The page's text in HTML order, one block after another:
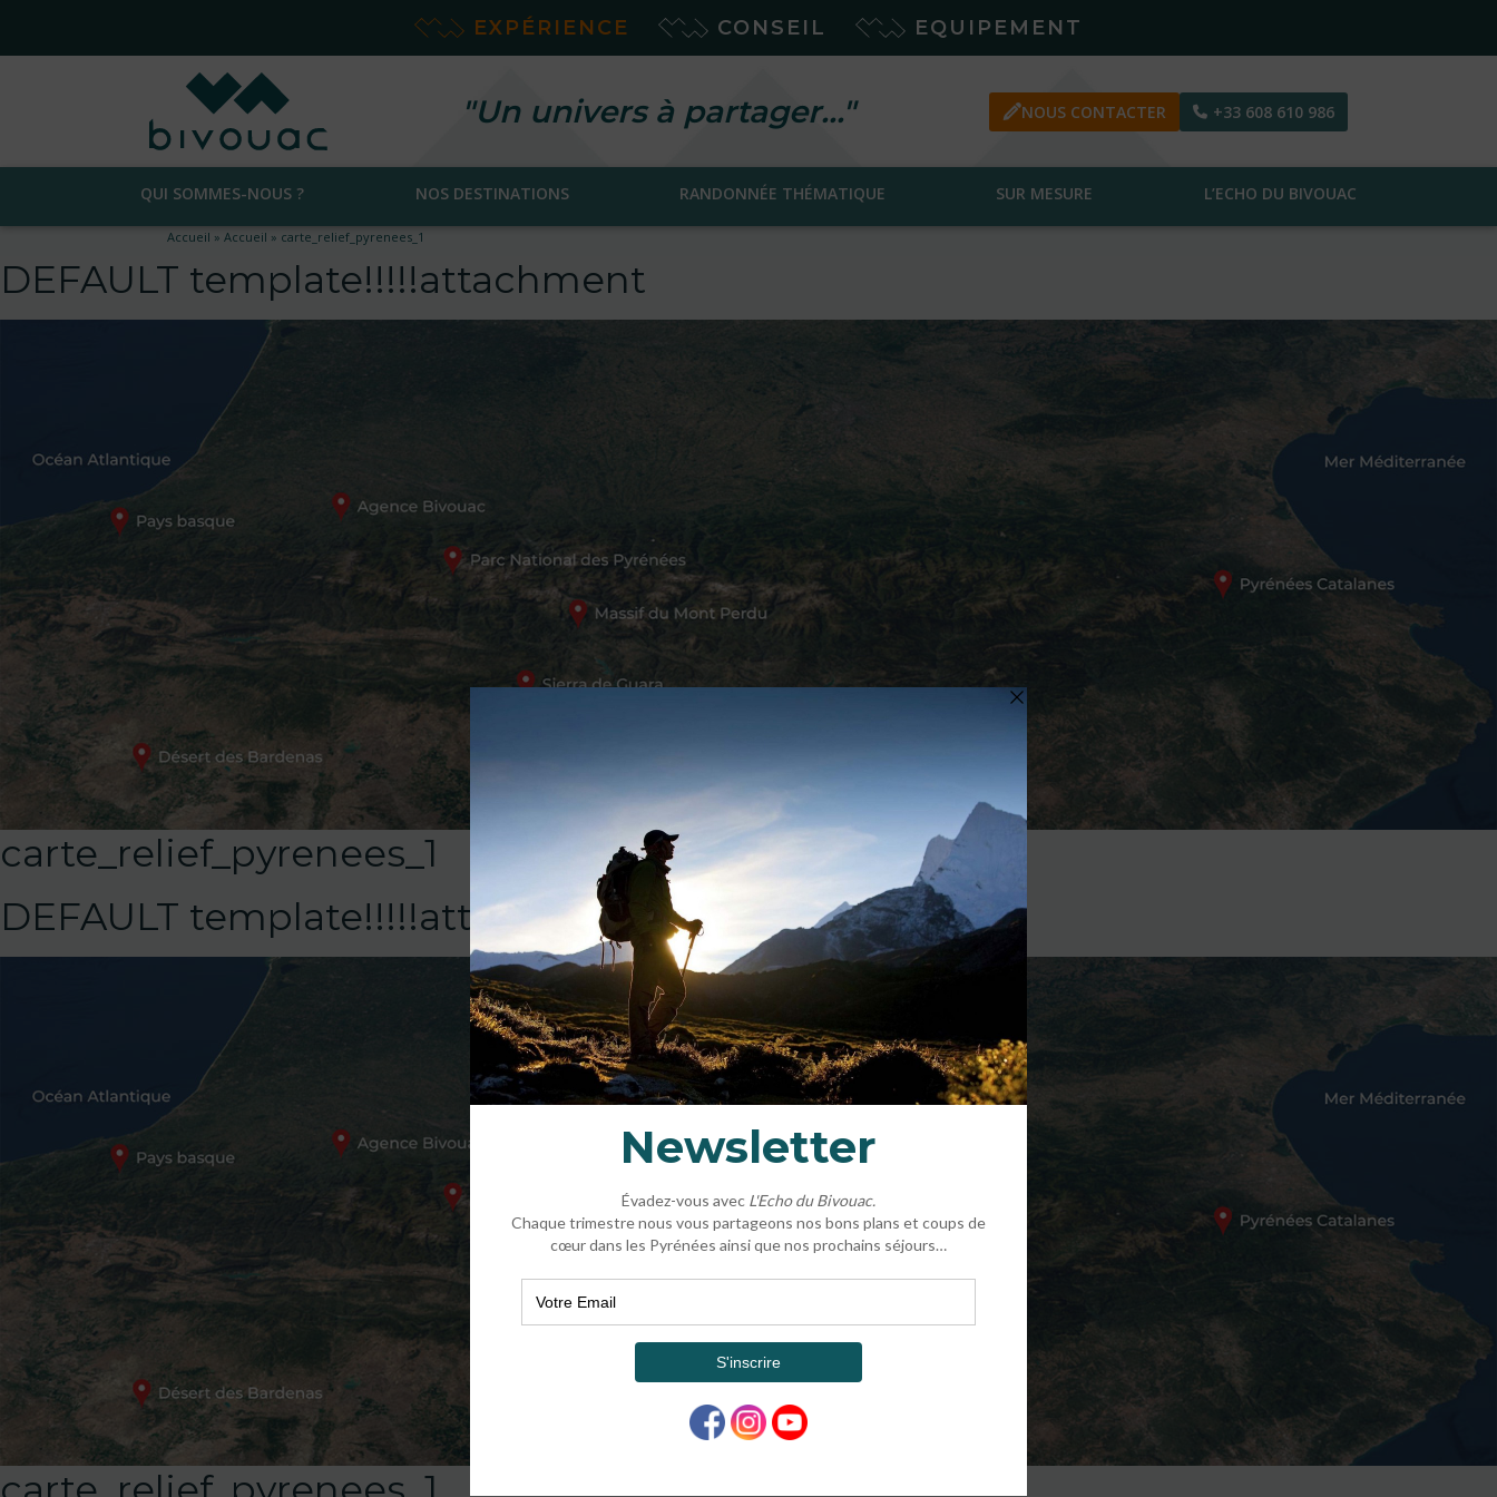
EXPÉRIENCE CONSEIL EQUIPEMENT
"Un univers à partager…" NOUS CONTACTER +33 608 610 986
QUI SOMMES-NOUS ? NOS DESTINATIONS RANDONNÉE THÉMATIQUE SUR MESURE L’ECHO DU BIVOUAC
Accueil » Accueil » carte_relief_pyrenees_1
DEFAULT template!!!!!attachment
carte_relief_pyrenees_1
DEFAULT template!!!!!attachment